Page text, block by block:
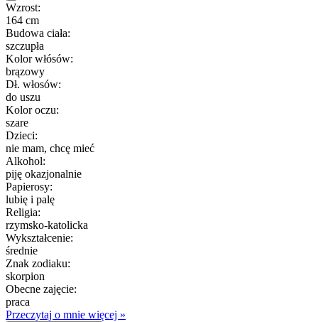
Wzrost:
164 cm
Budowa ciała:
szczupła
Kolor włósów:
brązowy
Dł. włosów:
do uszu
Kolor oczu:
szare
Dzieci:
nie mam, chcę mieć
Alkohol:
piję okazjonalnie
Papierosy:
lubię i palę
Religia:
rzymsko-katolicka
Wykształcenie:
średnie
Znak zodiaku:
skorpion
Obecne zajęcie:
praca
Przeczytaj o mnie więcej »